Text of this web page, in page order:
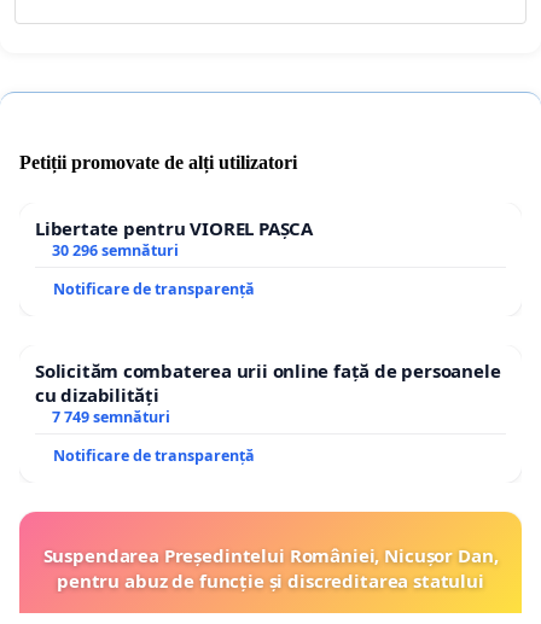
Petiții promovate de alți utilizatori
Libertate pentru VIOREL PAȘCA
30 296 semnături
Notificare de transparență
Solicităm combaterea urii online față de persoanele
cu dizabilități
7 749 semnături
Notificare de transparență
Suspendarea Președintelui României, Nicușor Dan,
pentru abuz de funcție și discreditarea statului